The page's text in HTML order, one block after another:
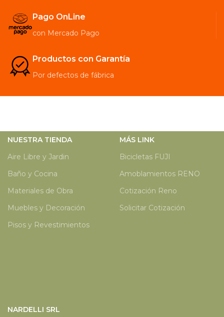
Pago OnLine
con Mercado Pago
Productos con Garantía
Por defectos de fábrica
NUESTRA TIENDA
Aire Libre y Jardin
Baño y Cocina
Materiales de Obra
Muebles y Decoración
Pisos y Revestimientos
MÁS LINK
Bicicletas FUJI
Amoblamientos RENO
Cotización Reno
Solicitar Cotización
NARDELLI SRL